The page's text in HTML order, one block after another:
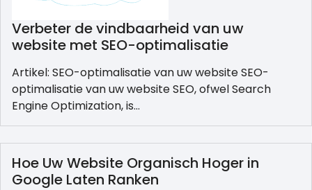
Verbeter de vindbaarheid van uw
website met SEO-optimalisatie
Artikel: SEO-optimalisatie van uw website SEO-
optimalisatie van uw website SEO, ofwel Search
Engine Optimization, is…
Hoe Uw Website Organisch Hoger in
Google Laten Ranken